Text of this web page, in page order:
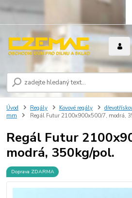
Úvod Regály Kovové regály
mm
Regál Futur 2100x900x500/7, modrá,
Regál Futur
modrá, 350kg/pol.
Doprava ZDARMA